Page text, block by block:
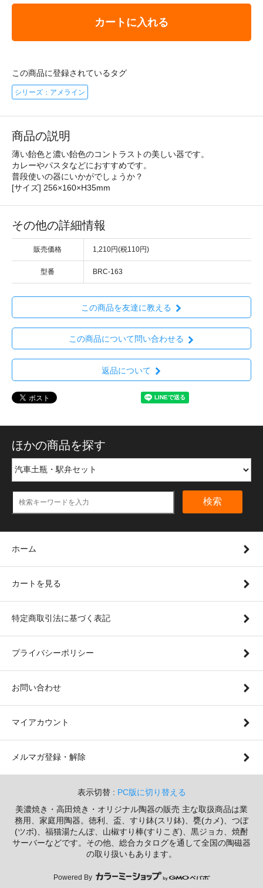
カートに入れる
この商品に登録されているタグ
シリーズ：アメライン
商品の説明
薄い飴色と濃い飴色のコントラストの美しい器です。
カレーやパスタなどにおすすめです。
普段使いの器にいかがでしょうか？
[サイズ] 256×160×H35mm
その他の詳細情報
販売価格 1,210円(税110円)
型番 BRC-163
この商品を友達に教える
この商品について問い合わせる
返品について
ほかの商品を探す
検索
ホーム
カートを見る
特定商取引法に基づく表記
プライバシーポリシー
お問い合わせ
マイアカウント
メルマガ登録・解除
表示切替 : PC版に切り替える
美濃焼き・高田焼き・オリジナル陶器の販売 主な取扱商品は業
務用、家庭用陶器。徳利、盃、すり鉢(スリ鉢)、甕(カメ)、つぼ
(ツボ)、福猫湯たんぽ、山椒すり棒(すりこぎ)、黒ジョカ、焼酎
サーバーなどです。その他、総合カタログを通して全国の陶磁器
の取り扱いもあります。
Powered By